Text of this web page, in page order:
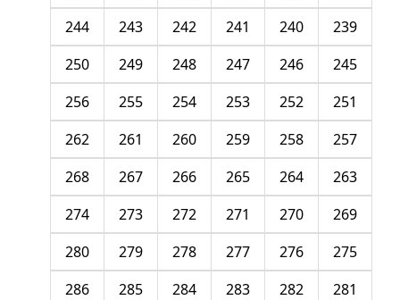
239
240
241
242
243
244
245
246
247
248
249
250
251
252
253
254
255
256
257
258
259
260
261
262
263
264
265
266
267
268
269
270
271
272
273
274
275
276
277
278
279
280
281
282
283
284
285
286